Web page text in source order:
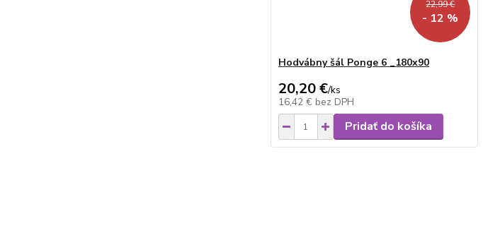
22,99 €
- 12 %
Hodvábny šál Ponge 6 _180x90
20,20 €/ks
16,42 € bez DPH
Pridať do košíka